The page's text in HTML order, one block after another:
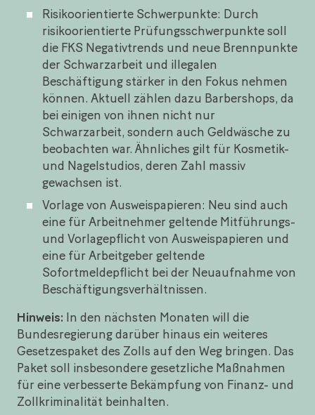
Risikoorientierte Schwerpunkte: Durch
risikoorientierte Prüfungsschwerpunkte soll
die FKS Negativtrends und neue Brennpunkte
der Schwarzarbeit und illegalen
Beschäftigung stärker in den Fokus nehmen
können. Aktuell zählen dazu Barbershops, da
bei einigen von ihnen nicht nur
Schwarzarbeit, sondern auch Geldwäsche zu
beobachten war. Ähnliches gilt für Kosmetik-
und Nagelstudios, deren Zahl massiv
gewachsen ist.
Vorlage von Ausweispapieren: Neu sind auch
eine für Arbeitnehmer geltende Mitführungs-
und Vorlagepflicht von Ausweispapieren und
eine für Arbeitgeber geltende
Sofortmeldepflicht bei der Neuaufnahme von
Beschäftigungsverhältnissen.
Hinweis: In den nächsten Monaten will die
Bundesregierung darüber hinaus ein weiteres
Gesetzespaket des Zolls auf den Weg bringen. Das
Paket soll insbesondere gesetzliche Maßnahmen
für eine verbesserte Bekämpfung von Finanz- und
Zollkriminalität beinhalten.